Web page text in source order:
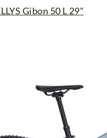
Gibon 50 L 29"